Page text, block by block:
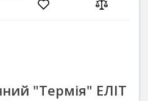
"Термія" ЕЛІТ